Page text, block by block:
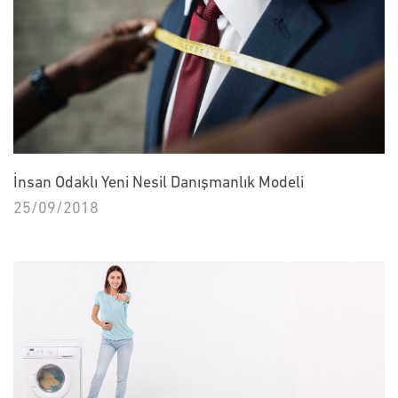
İnsan Odaklı Yeni Nesil Danışmanlık Modeli
25/09/2018